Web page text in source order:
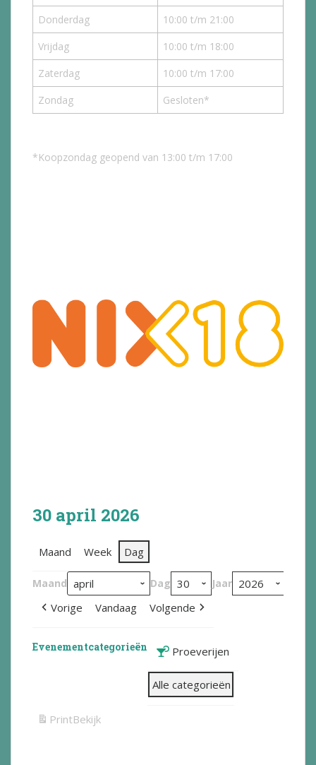
Donderdag
10:00 t/m 21:00
Vrijdag
10:00 t/m 18:00
Zaterdag
10:00 t/m 17:00
Zondag
Gesloten*
*Koopzondag geopend van 13:00 t/m 17:00
30 april 2026
Maand Week Dag
Maand Dag Jaar
Vorige Vandaag Volgende
Evenementcategorieën Proeverijen
Alle categorieën
PrintBekijk